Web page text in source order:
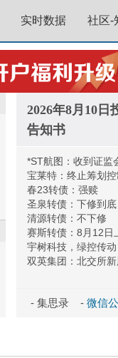
实时数据 社区-
2026年8月10
告知书
*ST航图：收到证监
宝莱特：终止筹划
春23转债：强赎
圣泉转债：下修到底
清源转债：不下修
赛斯转债：8月12日
宇树科技，绿控传
双英集团：北交所
- 集思录 - 微信